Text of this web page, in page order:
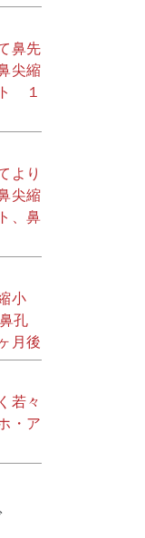
鼻先
尖縮
１
より
尖縮
、鼻
小
孔
月後
若々
・ア